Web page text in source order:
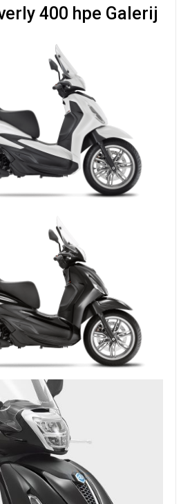
400 hpe Galerij